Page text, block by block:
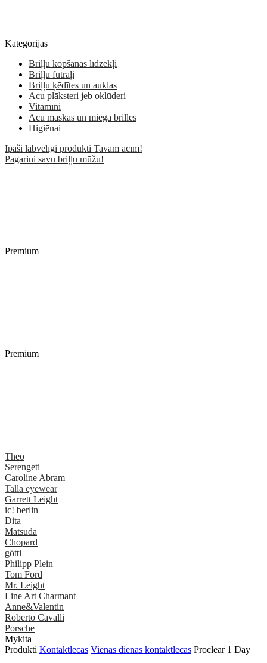
Kategorijas
Briļļu kopšanas līdzekļi
Briļļu futrāļi
Briļļu ķēdītes un auklas
Acu plāksteri jeb oklūderi
Vitamīni
Acu maskas un miega brilles
Higiēnai
Īpaši labvēlīgi produkti Tavām acīm!
Pagarini savu briļļu mūžu!
Premium
Premium
Theo
Serengeti
Caroline Abram
Talla eyewear
Garrett Leight
ic! berlin
Dita
Matsuda
Chopard
götti
Philipp Plein
Tom Ford
Mr. Leight
Line Art Charmant
Anne&Valentin
Roberto Cavalli
Porsche
Mykita
Produkti Kontaktlēcas Vienas dienas kontaktlēcas Proclear 1 Day